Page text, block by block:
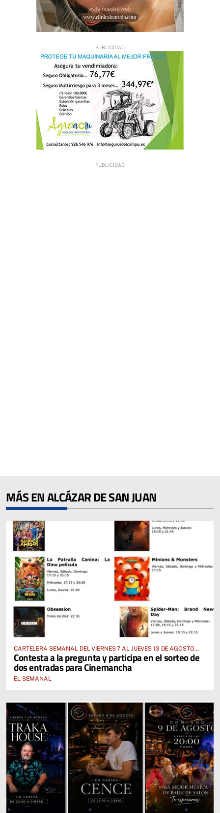
MÁS EN ALCÁZAR DE SAN JUAN
CARTELERA SEMANAL DEL VIERNES 7 AL JUEVES 13 DE AGOSTO
2026
Contesta a la pregunta y participa en el sorteo de
dos entradas para Cinemancha
EL SEMANAL